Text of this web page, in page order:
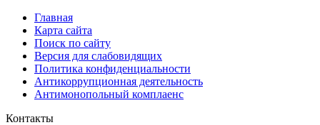
Главная
Карта сайта
Поиск по сайту
Версия для слабовидящих
Политика конфиденциальности
Антикоррупционная деятельность
Антимонопольный комплаенс
Контакты